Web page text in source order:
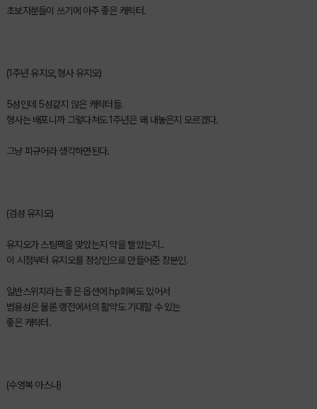
초보자분들이 쓰기에 아주 좋은 캐릭터.
(1주년 유지오,형사 유지오)
5성인데 5성같지 않은 캐릭터들.
형사는 배포니까 그렇다쳐도 1주년은 왜 내놓은지 모르겠다.
그냥 피규어라 생각하면된다.
(검성 유지오)
유지오가 스팀팩을 맞았는지 약을 빨았는지..
이 시점부터 유지오를 정상인으로 만들어준 장본인.
일반스위치라는 좋은 옵션에 hp회복도 있어서
범용성은 물론 랭전에서의 활약도 기대할 수 있는
좋은 캐릭터.
(수영복 아스나)